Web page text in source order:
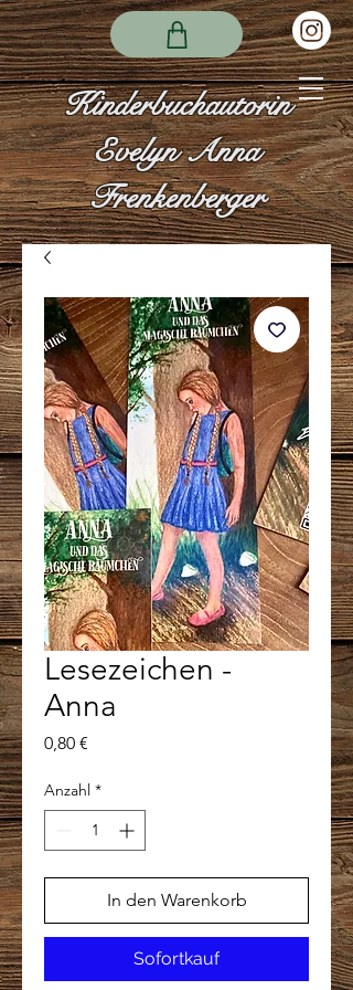
Kinderbuchautorin
Evelyn Anna
Frenkenberger
Lesezeichen -
Anna
0,80 €
Anzahl *
In den Warenkorb
Sofortkauf